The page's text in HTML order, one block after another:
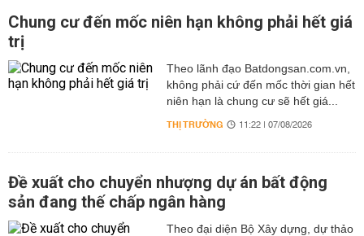
Chung cư đến mốc niên hạn không phải hết giá
trị
Theo lãnh đạo Batdongsan.com.vn,
không phải cứ đến mốc thời gian hết
niên hạn là chung cư sẽ hết giá...
THỊ TRƯỜNG 11:22 | 07/08/2026
Đề xuất cho chuyển nhượng dự án bất động
sản đang thế chấp ngân hàng
Theo đại diện Bộ Xây dựng, dự thảo